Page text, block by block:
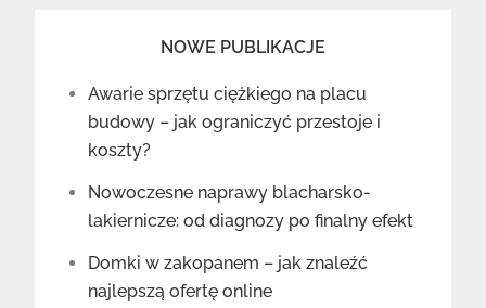
NOWE PUBLIKACJE
Awarie sprzętu ciężkiego na placu
budowy – jak ograniczyć przestoje i
koszty?
Nowoczesne naprawy blacharsko-
lakiernicze: od diagnozy po finalny efekt
Domki w zakopanem – jak znaleźć
najlepszą ofertę online